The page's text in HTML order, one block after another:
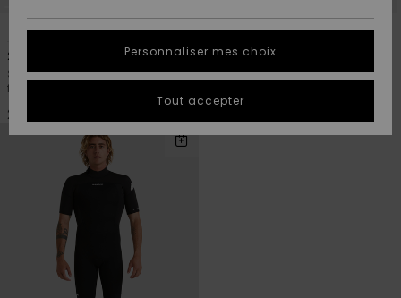
A
Découvrir
A
Découvrir
tailles
conversation
obtenir la
réponse la
plus rapide
à votre
question.
Démarrer
une
QUIKSILVER
2/2mm Mercury
Springsuit manches longues
front zip Rouge Homme
220,00 €
2/2mm Everyday Sessions
Springsuit manches courtes
Personnaliser mes choix
Tout accepter